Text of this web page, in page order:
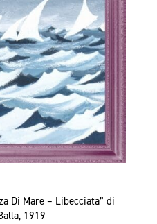
Di Mare – Libecciata” di
1919